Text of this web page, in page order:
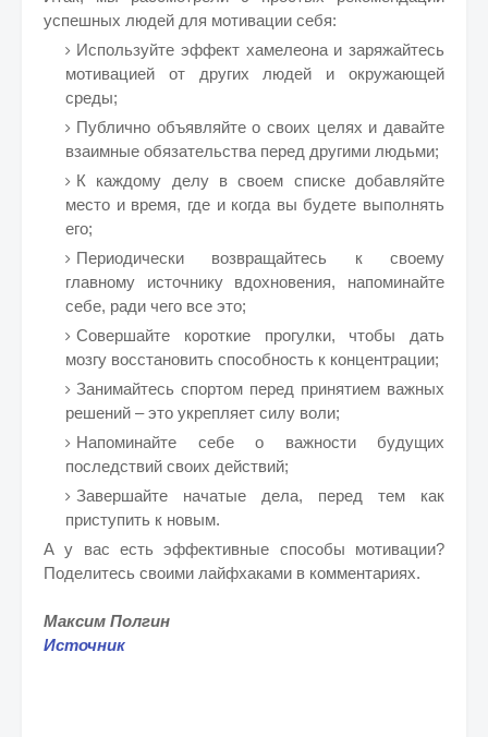
успешных людей для мотивации себя:
Используйте эффект хамелеона и заряжайтесь
мотивацией от других людей и окружающей
среды;
Публично объявляйте о своих целях и давайте
взаимные обязательства перед другими людьми;
К каждому делу в своем списке добавляйте
место и время, где и когда вы будете выполнять
его;
Периодически возвращайтесь к своему
главному источнику вдохновения, напоминайте
себе, ради чего все это;
Совершайте короткие прогулки, чтобы дать
мозгу восстановить способность к концентрации;
Занимайтесь спортом перед принятием важных
решений – это укрепляет силу воли;
Напоминайте себе о важности будущих
последствий своих действий;
Завершайте начатые дела, перед тем как
приступить к новым.
А у вас есть эффективные способы мотивации?
Поделитесь своими лайфхаками в комментариях.
Максим Полгин
Источник